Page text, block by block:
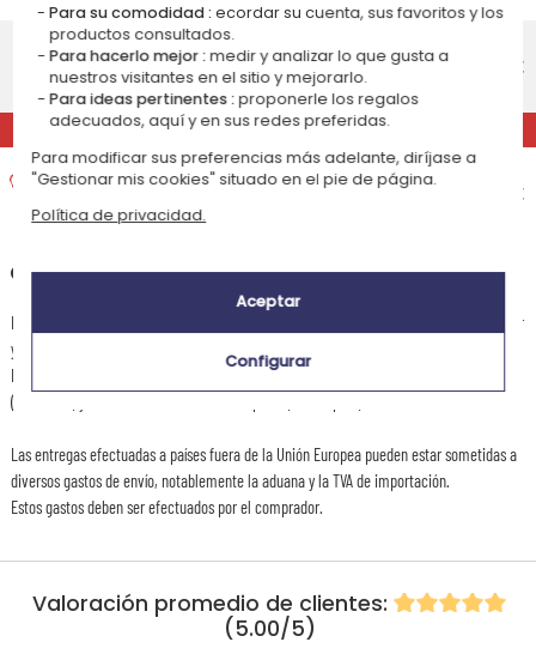
Valoración promedio de clientes:
(5.00/5)
Entrega estándar a domicilio
Recepción prevista el
Miércoles 12 de agosto 2026
9,95 €
EXPRÉS
Entrega exprés a domicilio
Recepción prevista el
Martes 11 de agosto 2026
14,95 €
Otras destinaciones +
El plazo de preparación de este articulo es de 2 días laborables con la entrega estándar
y de 1 día laborable con la entrega express.
El plazo de entrega del artículo es de 3 a 4 días laborales en entrega estándar
(Colissimo) y de 1 a 2 días laborales en express (Chronopost).
Las entregas efectuadas a países fuera de la Unión Europea pueden estar sometidas a
diversos gastos de envío, notablemente la aduana y la TVA de importación.
Estos gastos deben ser efectuados por el comprador.
Para su comodidad : ecordar su cuenta, sus favoritos y los
productos consultados.
Para hacerlo mejor :medir y analizar lo que gusta a
nuestros visitantes en el sitio y mejorarlo.
Para ideas pertinentes :proponerle los regalos
adecuados, aquí y en sus redes preferidas.
Para modificar sus preferencias más adelante, diríjase a
"Gestionar mis cookies" situado en el pie de página.
Política de privacidad.
Aceptar
Configurar